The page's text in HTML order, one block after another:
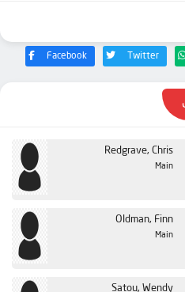
Facebook Twitter
Redgrave, Chris
Main
Oldman, Finn
Main
Satou, Wendy